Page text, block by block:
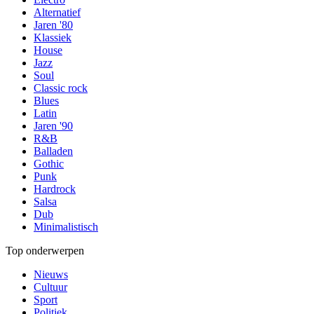
Alternatief
Jaren '80
Klassiek
House
Jazz
Soul
Classic rock
Blues
Latin
Jaren '90
R&B
Balladen
Gothic
Punk
Hardrock
Salsa
Dub
Minimalistisch
Top onderwerpen
Nieuws
Cultuur
Sport